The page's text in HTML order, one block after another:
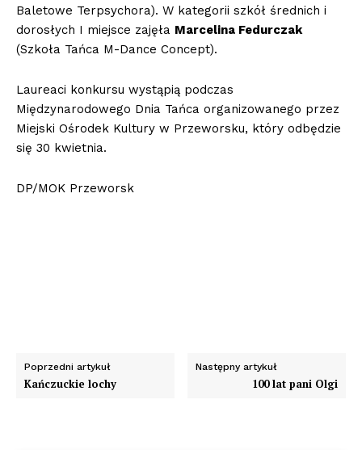
Baletowe Terpsychora). W kategorii szkół średnich i
dorosłych I miejsce zajęła Marcelina Fedurczak
(Szkoła Tańca M-Dance Concept).
Laureaci konkursu wystąpią podczas
Międzynarodowego Dnia Tańca organizowanego przez
Miejski Ośrodek Kultury w Przeworsku, który odbędzie
się 30 kwietnia.
DP/MOK Przeworsk
Poprzedni artykuł
Kańczuckie lochy
Następny artykuł
100 lat pani Olgi